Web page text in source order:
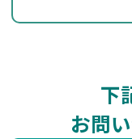
下
お問